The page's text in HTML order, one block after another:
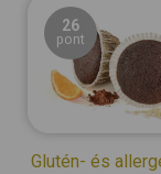
26
pont
Glutén- és